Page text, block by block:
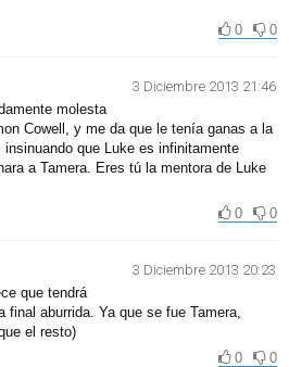
0
0
3 Diciembre 2013 21:46
molesta
Cowell, y me da que le tenía ganas a la
que Luke es infinitamente
a Tamera. Eres tú la mentora de Luke
0
0
3 Diciembre 2013 20:23
que tendrá
aburrida. Ya que se fue Tamera,
el resto)
0
0